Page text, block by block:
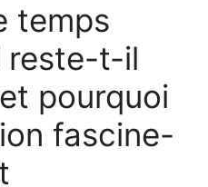
temps
reste-t-il
pourquoi
fascine-